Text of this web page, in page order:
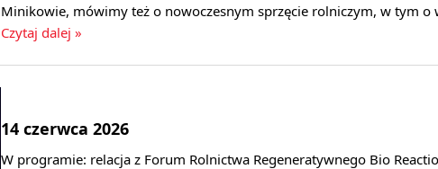
Minikowie, mówimy też o nowoczesnym sprzęcie rolniczym, w tym
Czytaj dalej »
14 czerwca 2026
W programie: relacja z Forum Rolnictwa Regeneratywnego Bio